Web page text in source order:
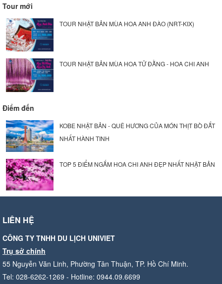
Tour mới
TOUR NHẬT BẢN MÙA HOA ANH ĐÀO (NRT-KIX)
TOUR NHẬT BẢN MÙA HOA TỬ ĐẰNG - HOA CHI ANH
Điểm đến
KOBE NHẬT BẢN - QUÊ HƯƠNG CỦA MÓN THỊT BÒ ĐẮT
NHẤT HÀNH TINH
TOP 5 ĐIỂM NGẮM HOA CHI ANH ĐẸP NHẤT NHẬT BẢN
LIÊN HỆ
CÔNG TY TNHH DU LỊCH UNIVIET
Trụ sở chính
55 Nguyễn Văn Linh, Phường Tân Thuận, TP. Hồ Chí Minh.
Tel: 028-6262-1269 - Hotline: 0944.09.6699